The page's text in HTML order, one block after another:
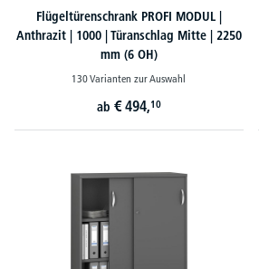
Flügeltürenschrank PROFI MODUL |
Anthrazit | 1000 | Türanschlag Mitte | 2250
mm (6 OH)
130 Varianten zur Auswahl
ab € 494,10
Produktgalerie überspringen